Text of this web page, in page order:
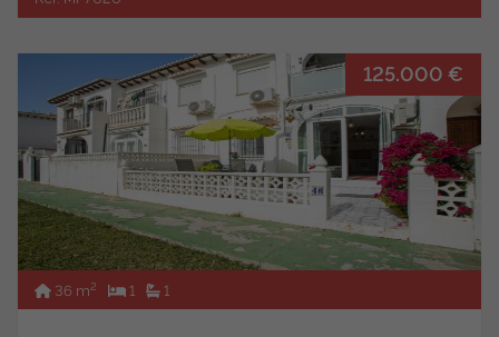
125.000 €
36 m2 1 1